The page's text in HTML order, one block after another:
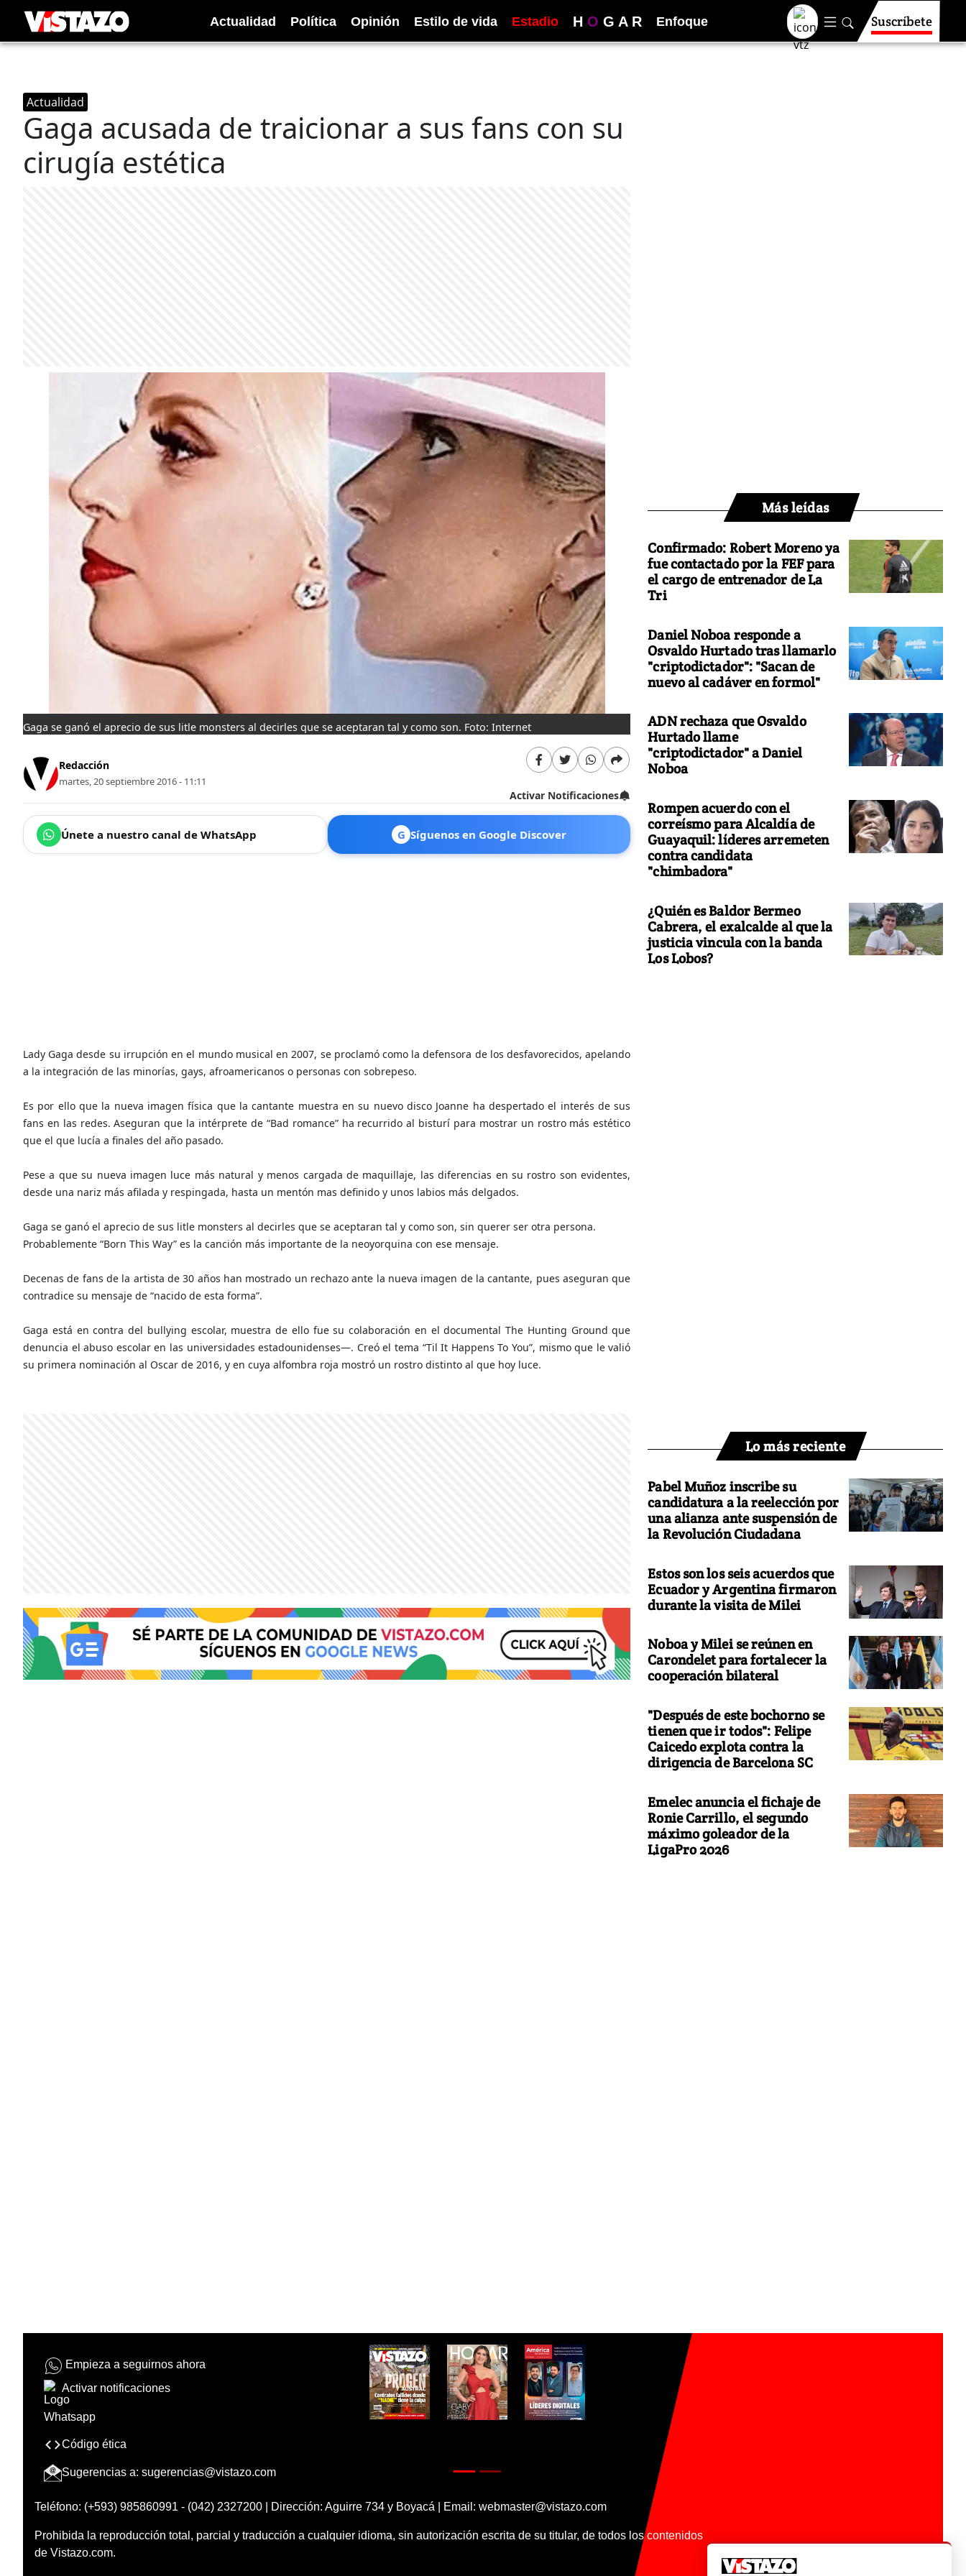
Actualidad Política Opinión Estilo de vida Estadio H O G A R Enfoque Suscríbete
Actualidad
Gaga acusada de traicionar a sus fans con su
cirugía estética
Gaga se ganó el aprecio de sus litle monsters al decirles que se aceptaran tal y como son. Foto: Internet
Redacción
martes, 20 septiembre 2016 - 11:11
Activar Notificaciones
Únete a nuestro canal de WhatsApp G Síguenos en Google Discover
Lady Gaga desde su irrupción en el mundo musical en 2007, se proclamó como la defensora de los desfavorecidos, apelando
a la integración de las minorías, gays, afroamericanos o personas con sobrepeso.
Es por ello que la nueva imagen física que la cantante muestra en su nuevo disco Joanne ha despertado el interés de sus
fans en las redes. Aseguran que la intérprete de “Bad romance” ha recurrido al bisturí para mostrar un rostro más estético
que el que lucía a finales del año pasado.
Pese a que su nueva imagen luce más natural y menos cargada de maquillaje, las diferencias en su rostro son evidentes,
desde una nariz más afilada y respingada, hasta un mentón mas definido y unos labios más delgados.
Gaga se ganó el aprecio de sus litle monsters al decirles que se aceptaran tal y como son, sin querer ser otra persona.
Probablemente “Born This Way” es la canción más importante de la neoyorquina con ese mensaje.
Decenas de fans de la artista de 30 años han mostrado un rechazo ante la nueva imagen de la cantante, pues aseguran que
contradice su mensaje de “nacido de esta forma”.
Gaga está en contra del bullying escolar, muestra de ello fue su colaboración en el documental The Hunting Ground que
denuncia el abuso escolar en las universidades estadounidenses—. Creó el tema “Til It Happens To You”, mismo que le valió
su primera nominación al Oscar de 2016, y en cuya alfombra roja mostró un rostro distinto al que hoy luce.
Más leídas
Confirmado: Robert Moreno ya
fue contactado por la FEF para
el cargo de entrenador de La
Tri
Daniel Noboa responde a
Osvaldo Hurtado tras llamarlo
"criptodictador": "Sacan de
nuevo al cadáver en formol"
ADN rechaza que Osvaldo
Hurtado llame
"criptodictador" a Daniel
Noboa
Rompen acuerdo con el
correísmo para Alcaldía de
Guayaquil: líderes arremeten
contra candidata
"chimbadora"
¿Quién es Baldor Bermeo
Cabrera, el exalcalde al que la
justicia vincula con la banda
Los Lobos?
Lo más reciente
Pabel Muñoz inscribe su
candidatura a la reelección por
una alianza ante suspensión de
la Revolución Ciudadana
Estos son los seis acuerdos que
Ecuador y Argentina firmaron
durante la visita de Milei
Noboa y Milei se reúnen en
Carondelet para fortalecer la
cooperación bilateral
"Después de este bochorno se
tienen que ir todos": Felipe
Caicedo explota contra la
dirigencia de Barcelona SC
Emelec anuncia el fichaje de
Ronie Carrillo, el segundo
máximo goleador de la
LigaPro 2026
Empieza a seguirnos ahora
Activar notificaciones
Código ética
Sugerencias a: sugerencias@vistazo.com
Teléfono: (+593) 985860991 - (042) 2327200 | Dirección: Aguirre 734 y Boyacá | Email: webmaster@vistazo.com
Prohibida la reproducción total, parcial y traducción a cualquier idioma, sin autorización escrita de su titular, de todos los contenidos
de Vistazo.com.